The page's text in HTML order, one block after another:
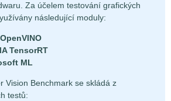
Za účelem testování grafických
následující moduly:
TensorRT
ML
Vision Benchmark se skládá z
testů: